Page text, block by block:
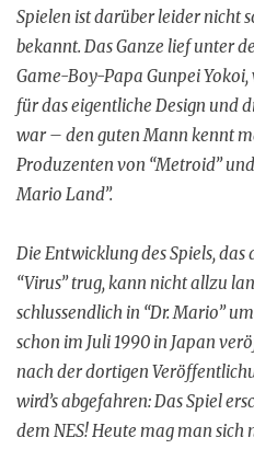
Spielen ist darüber leider nicht
bekannt. Das Ganze lief unter
Game-Boy-Papa Gunpei
für das eigentliche Design und
war – den guten Mann kennt
Produzenten von “Metroid”
Mario Land”.
Die Entwicklung des Spiels,
“Virus” trug, kann nicht allzu
schlussendlich in “Dr. Mario”
schon im Juli 1990 in Japan
nach der dortigen
wird’s abgefahren: Das Spiel
dem NES! Heute mag man